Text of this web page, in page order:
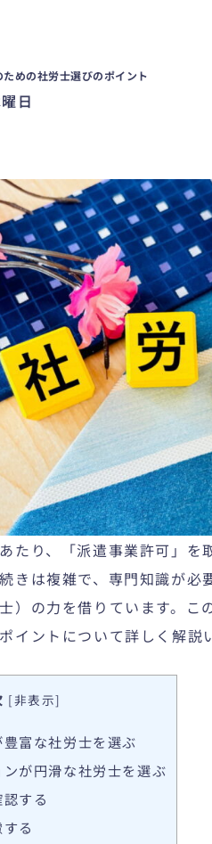
めの社労士選びのポイント
日
たり、「派遣事業許可 」を
きは複雑で、専門知識が必
） の力を借りています。こ
イントについて詳しく解説
[非表示]
富な社労士を選ぶ
が円滑な社労士を選ぶ
する
る